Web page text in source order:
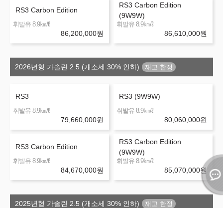
RS3 Carbon Edition
휘발유 8.9㎞/ℓ
86,200,000원
RS3 Carbon Edition
(9W9W)
휘발유 8.9㎞/ℓ
86,610,000원
2026년형 가솔린 2.5 (개소세 30% 인하)
RS3
휘발유 8.9㎞/ℓ
79,660,000원
RS3 (9W9W)
휘발유 8.9㎞/ℓ
80,060,000원
RS3 Carbon Edition
휘발유 8.9㎞/ℓ
84,670,000원
RS3 Carbon Edition
(9W9W)
휘발유 8.9㎞/ℓ
85,070,000원
2025년형 가솔린 2.5 (개소세 30% 인하)